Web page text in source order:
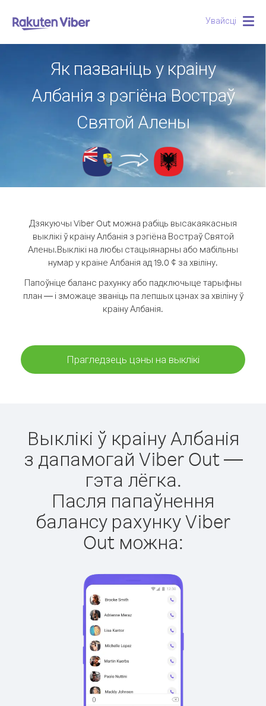
Увайсці
Як пазваніць у краіну
Албанія з рэгіёна Востраў
Святой Алены
Дзякуючы Viber Out можна рабіць высакаякасныя
выклікі ў краіну Албанія з рэгіёна Востраў Святой
Алены.Выклікі на любы стацыянарны або мабільны
нумар у краіне Албанія ад 19.0 ¢ за хвіліну.
Папоўніце баланс рахунку або падключыце тарыфны
план — і зможаце званіць па лепшых цэнах за хвіліну ў
краіну Албанія.
Прагледзець цэны на выклікі
Выклікі ў краіну Албанія
з дапамогай Viber Out —
гэта лёгка.
Пасля папаўнення
балансу рахунку Viber
Out можна: